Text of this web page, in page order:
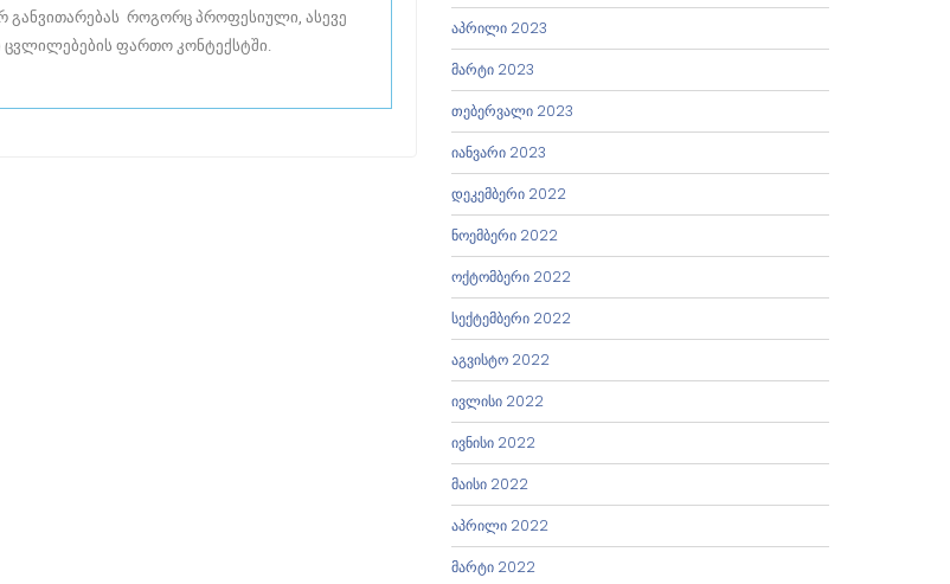
განვითარებას როგორც პროფესიული, ასევე
ფართო კონტექსტში.
აპრილი 2023
მარტი 2023
თებერვალი 2023
იანვარი 2023
დეკემბერი 2022
ნოემბერი 2022
ოქტომბერი 2022
სექტემბერი 2022
აგვისტო 2022
ივლისი 2022
ივნისი 2022
მაისი 2022
აპრილი 2022
მარტი 2022